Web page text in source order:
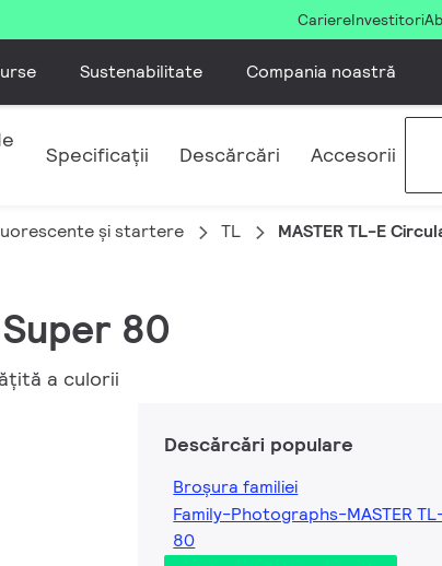
CariereInvestitori
Sustenabilitate Compania noastră
Specificații Descărcări Accesorii
și startere TL MASTER TL-E
80
a culorii
Descărcări populare
Broșura familiei
Family-Photographs-MASTER
80